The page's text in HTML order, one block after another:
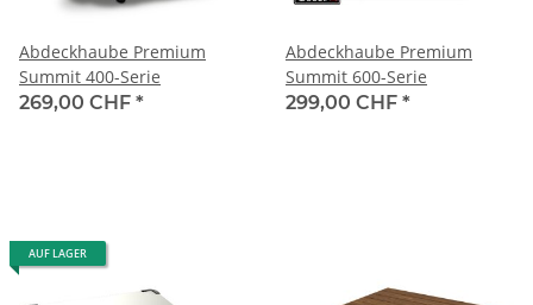
Abdeckhaube Premium
Summit 400-Serie
269,00 CHF *
Abdeckhaube Premium
Summit 600-Serie
299,00 CHF *
AUF LAGER